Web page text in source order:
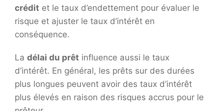
crédit et le taux d’endettement pour évaluer le
risque et ajuster le taux d’intérêt en
conséquence.
La délai du prêt influence aussi le taux
d’intérêt. En général, les prêts sur des durées
plus longues peuvent avoir des taux d’intérêt
plus élevés en raison des risques accrus pour le